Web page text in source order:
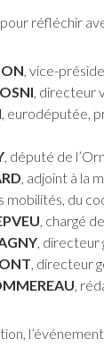
réfléchir
, vice-
, directeur
, eurodéputée,
, député de
, adjoint à la
mobilités, du
, chargé
, directeur
, directeur
,